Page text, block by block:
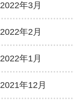
2022年3月
2022年2月
2022年1月
2021年12月